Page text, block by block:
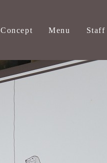
Concept Menu Staff